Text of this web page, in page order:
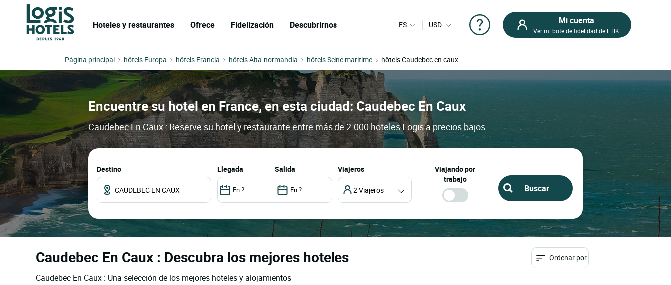
Hoteles y restaurantes Ofrece Fidelización Descubrirnos ES USD Mi cuenta
Ver mi bote de fidelidad de ETIK
Pàgina principal hôtels Europa hôtels Francia hôtels Alta-normandia hôtels Seine maritime hôtels Caudebec en caux
Encuentre su hotel en France, en esta ciudad: Caudebec En Caux
Caudebec En Caux : Reserve su hotel y restaurante entre más de 2.000 hoteles Logis a precios bajos
Destino llegada salida Viajeros
2 Viajeros
Viajando por
trabajo
Caudebec En Caux : Descubra los mejores hoteles
Caudebec En Caux : Una selección de los mejores hoteles y alojamientos
Ordenar por